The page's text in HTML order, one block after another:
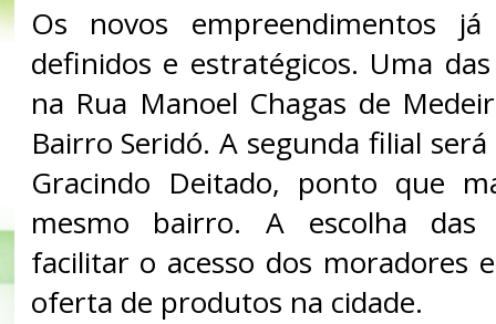
Os novos empreendimentos
definidos e estratégicos. Uma
na Rua Manoel Chagas de
Bairro Seridó. A segunda filial
Gracindo Deitado, ponto que
mesmo bairro. A escolha das
facilitar o acesso dos moradores
oferta de produtos na cidade.